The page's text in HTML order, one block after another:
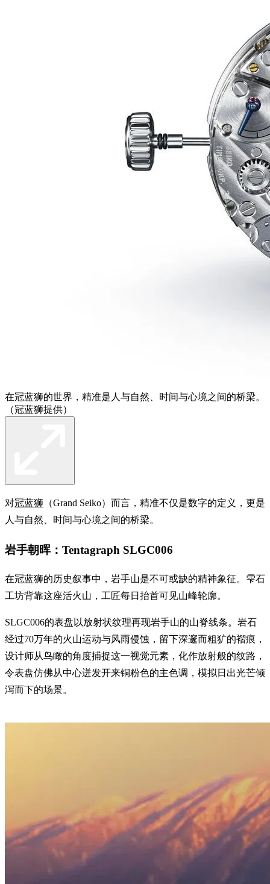
在冠蓝狮的世界，精准是人与自然、时间与心境之间的桥梁。
（冠蓝狮提供）
对冠蓝狮 （Grand Seiko）而言，精准不仅是数字的定义，更是
人与自然、时间与心境之间的桥梁。
岩手朝晖：Tentagraph SLGC006
在冠蓝狮的历史叙事中，岩手山是不可或缺的精神象征。雫石
工坊背靠这座活火山，工匠每日抬首可见山峰轮廓。
SLGC006的表盘以放射状纹理再现岩手山的山脊线条。岩石
经过70万年的火山运动与风雨侵蚀，留下深邃而粗犷的褶痕，
设计师从鸟瞰的角度捕捉这一视觉元素，化作放射般的纹路，
令表盘仿佛从中心迸发开来铜粉色的主色调，模拟日出光芒倾
泻而下的场景。